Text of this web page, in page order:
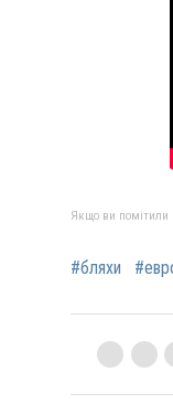
Якщо ви помітили
#бляхи